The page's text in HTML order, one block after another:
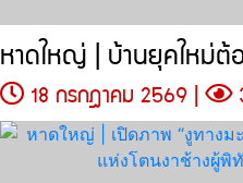
หาดใหญ่ | บ้านยุคใหม่ต้
18 กรกฎาคม 2569 |